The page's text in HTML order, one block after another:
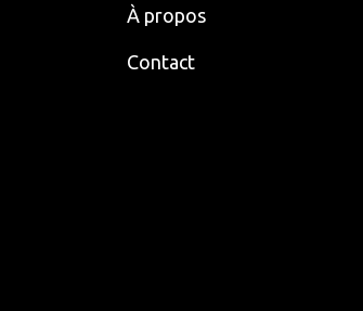
À propos
Contact